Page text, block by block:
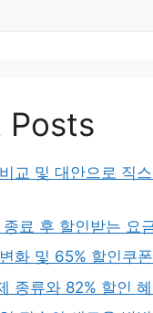
Posts
교 및 대안으로 직
료 후 할인받는 요
화 및 65% 할인쿠
종류와 82% 할인